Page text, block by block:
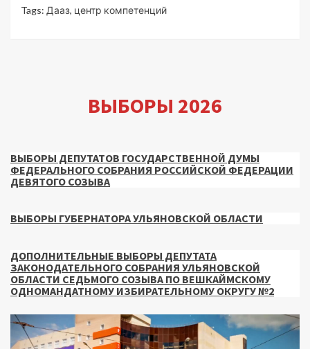
Tags: Дааз, центр компетенций
ВЫБОРЫ 2026
ВЫБОРЫ ДЕПУТАТОВ ГОСУДАРСТВЕННОЙ ДУМЫ
ФЕДЕРАЛЬНОГО СОБРАНИЯ РОССИЙСКОЙ ФЕДЕРАЦИИ
ДЕВЯТОГО СОЗЫВА
ВЫБОРЫ ГУБЕРНАТОРА УЛЬЯНОВСКОЙ ОБЛАСТИ
ДОПОЛНИТЕЛЬНЫЕ ВЫБОРЫ ДЕПУТАТА
ЗАКОНОДАТЕЛЬНОГО СОБРАНИЯ УЛЬЯНОВСКОЙ
ОБЛАСТИ СЕДЬМОГО СОЗЫВА ПО ВЕШКАЙМСКОМУ
ОДНОМАНДАТНОМУ ИЗБИРАТЕЛЬНОМУ ОКРУГУ №2